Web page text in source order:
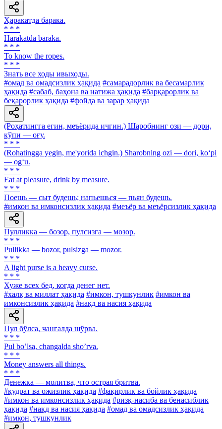
Ҳаракатда барака.
* * *
Harakatda baraka.
* * *
To know the ropes.
* * *
Знать все ходы ивыходы.
#омад ва омадсизлик ҳақида #самарадорлик ва бесамарлик
ҳақида #сабаб, баҳона ва натижа ҳақида #барқарорлик ва
беқарорлик ҳақида #фойда ва зарар ҳақида
(Роҳатингга егин, меъёрида ичгин.) Шаробнинг ози — дори,
кўпи — оғу.
* * *
(Rohatingga yegin, me'yorida ichgin.) Sharobning ozi — dori, ko‘pi
— og‘u.
* * *
Eat at pleasure, drink by measure.
* * *
Поешь — сыт будешь; напьешься — пьян будешь.
#имкон ва имконсизлик ҳақида #меъёр ва меъёрсизлик ҳақида
Пулликка — бозор, пулсизга — мозор.
* * *
Pullikka — bozor, pulsizga — mozor.
* * *
A light purse is a heavy curse.
* * *
Хуже всех бед, когда денег нет.
#халқ ва миллат ҳақида #имкон, тушкунлик #имкон ва
имконсизлик ҳақида #нақд ва насия ҳақида
Пул бўлса, чангалда шўрва.
* * *
Pul boʼlsa, changalda shoʼrva.
* * *
Money answers all things.
* * *
Денежка — молитва, что острая бритва.
#қудрат ва ожизлик ҳақида #фақирлик ва бойлик ҳақида
#имкон ва имконсизлик ҳақида #ризқ-насиба ва бенасиблик
ҳақида #нақд ва насия ҳақида #омад ва омадсизлик ҳақида
#имкон, тушкунлик